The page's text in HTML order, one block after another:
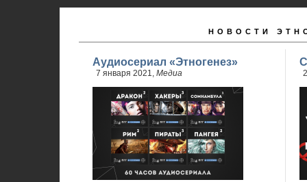
НОВОСТИ
Аудиосериал «Этногенез»
7 января 2021, Медиа